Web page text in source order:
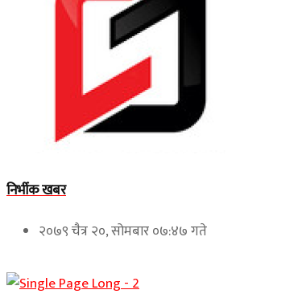
निर्भीक खबर
२०७९ चैत्र २०, सोमबार ०७:४७ गते